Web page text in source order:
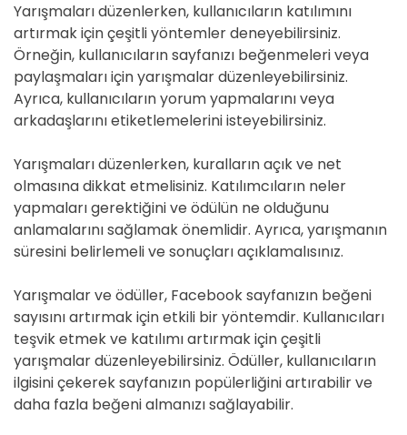
Yarışmaları düzenlerken, kullanıcıların katılımını
artırmak için çeşitli yöntemler deneyebilirsiniz.
Örneğin, kullanıcıların sayfanızı beğenmeleri veya
paylaşmaları için yarışmalar düzenleyebilirsiniz.
Ayrıca, kullanıcıların yorum yapmalarını veya
arkadaşlarını etiketlemelerini isteyebilirsiniz.
Yarışmaları düzenlerken, kuralların açık ve net
olmasına dikkat etmelisiniz. Katılımcıların neler
yapmaları gerektiğini ve ödülün ne olduğunu
anlamalarını sağlamak önemlidir. Ayrıca, yarışmanın
süresini belirlemeli ve sonuçları açıklamalısınız.
Yarışmalar ve ödüller, Facebook sayfanızın beğeni
sayısını artırmak için etkili bir yöntemdir. Kullanıcıları
teşvik etmek ve katılımı artırmak için çeşitli
yarışmalar düzenleyebilirsiniz. Ödüller, kullanıcıların
ilgisini çekerek sayfanızın popülerliğini artırabilir ve
daha fazla beğeni almanızı sağlayabilir.